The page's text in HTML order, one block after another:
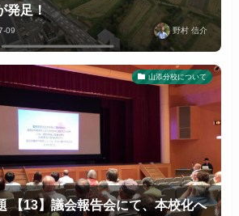
発足！
09 野村 信介
山添分校について
【13】議会報告会にて、本校化へ